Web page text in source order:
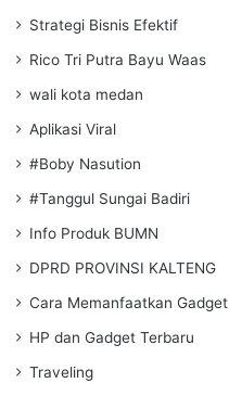
Strategi Bisnis Efektif
Rico Tri Putra Bayu Waas
wali kota medan
Aplikasi Viral
#Boby Nasution
#Tanggul Sungai Badiri
Info Produk BUMN
DPRD PROVINSI KALTENG
Cara Memanfaatkan Gadget
HP dan Gadget Terbaru
Traveling